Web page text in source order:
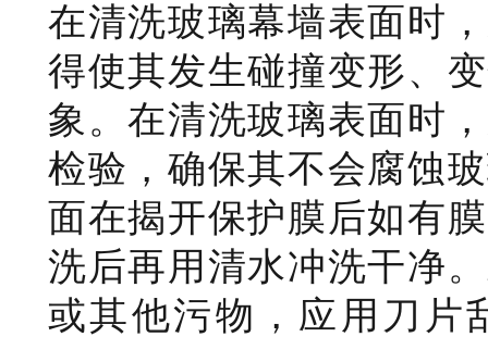
在清洗玻璃幕墙表面时
得使其发生碰撞变形、
象。在清洗玻璃表面时
检验，确保其不会腐蚀
面在揭开保护膜后如有
洗后再用清水冲洗干净
或其他污物，应用刀片